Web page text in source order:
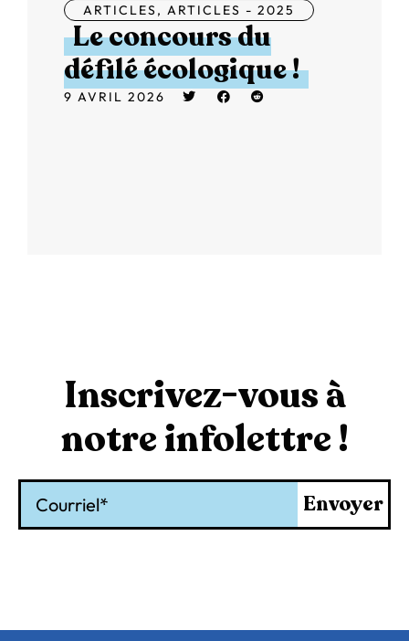
ARTICLES, ARTICLES - 2025
Le concours du
défilé écologique !
9 AVRIL 2026
Inscrivez-vous à
notre infolettre !
Envoyer